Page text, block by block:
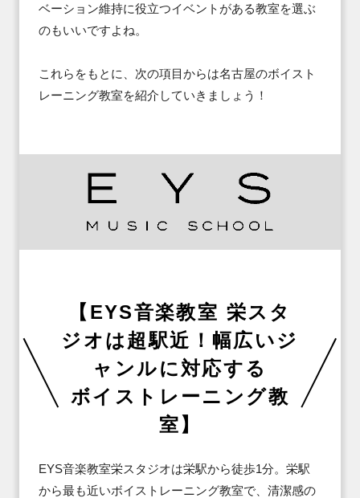
ベーション維持に役立つイベントがある教室を選ぶ
のもいいですよね。
これらをもとに、次の項目からは名古屋のボイスト
レーニング教室を紹介していきましょう！
【EYS音楽教室 栄スタ
ジオは超駅近！幅広いジ
ャンルに対応する
ボイストレーニング教
室】
EYS音楽教室栄スタジオは栄駅から徒歩1分。栄駅
から最も近いボイストレーニング教室で、清潔感の